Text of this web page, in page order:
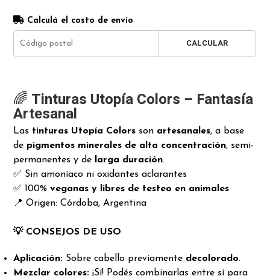
Calculá el costo de envío
CALCULAR
🌈 Tinturas Utopía Colors – Fantasía
Artesanal
Las tinturas Utopía Colors son artesanales, a base
de pigmentos minerales de alta concentración, semi-
permanentes y de
larga duración.
✅ Sin amoníaco ni oxidantes aclarantes
✅ 100%veganas y libres de testeo en animales
📍 Origen: Córdoba, Argentina
💡 CONSEJOS DE USO
Aplicación: Sobre cabello previamente decolorado.
Mezclar colores: ¡Sí! Podés combinarlas entre sí para